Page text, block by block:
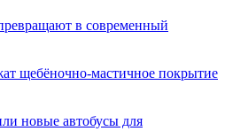
в современный
щебёночно-мастичное покрытие
новые автобусы для